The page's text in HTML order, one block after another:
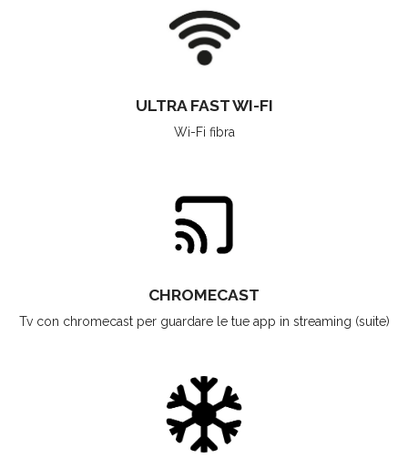
ULTRA FAST WI-FI
Wi-Fi fibra
CHROMECAST
Tv con chromecast per guardare le tue app in streaming (suite)